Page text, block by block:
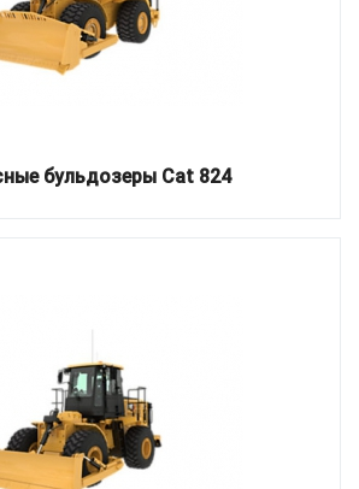
бульдозеры Cat 824